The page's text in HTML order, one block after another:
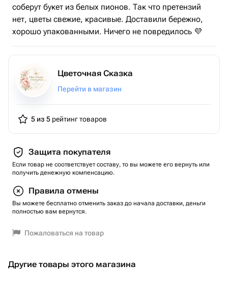
соберут букет из белых пионов. Так что претензий
нет, цветы свежие, красивые. Доставили бережно,
хорошо упакованными. Ничего не повредилось 💜
Цветочная Сказка
Перейти в магазин
5 из 5 рейтинг товаров
Защита покупателя
Если товар не соответствует составу, то вы можете его вернуть или
получить денежную компенсацию.
Правила отмены
Вы можете бесплатно отменить заказ до начала доставки, деньги
полностью вам вернутся.
Пожаловаться на товар
Другие товары этого магазина